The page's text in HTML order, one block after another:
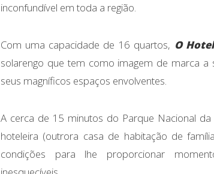
inconfundível em toda a região.
Com uma capacidade de 16 quartos, O
solarengo que tem como imagem de marca a
seus magníficos espaços envolventes.
A cerca de 15 minutos do Parque Nacional da
hoteleira (outrora casa de habitação de
condições para lhe proporcionar